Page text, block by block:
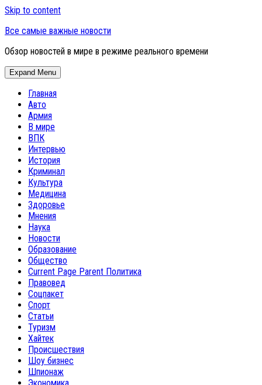
Skip to content
Все самые важные новости
Обзор новостей в мире в режиме реального времени
Expand Menu
Главная
Авто
Армия
В мире
ВПК
Интервью
История
Криминал
Культура
Медицина
Здоровье
Мнения
Наука
Новости
Образование
Общество
Current Page Parent Политика
Правовед
Соцпакет
Спорт
Статьи
Туризм
Хайтек
Происшествия
Шоу бизнес
Шпионаж